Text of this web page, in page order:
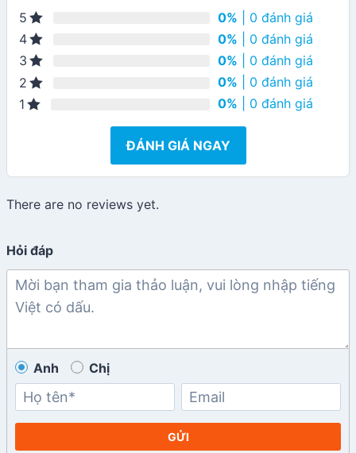
5 0% | 0 đánh giá
4
0% | 0 đánh giá
3
0% | 0 đánh giá
2
0% | 0 đánh giá
1
0% | 0 đánh giá
ĐÁNH GIÁ NGAY
There are no reviews yet.
Hỏi đáp
Anh Chị
GỬI